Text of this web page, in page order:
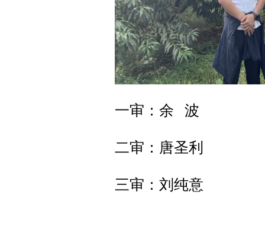
一审：余 波
二审：唐圣利
三审：刘纯意